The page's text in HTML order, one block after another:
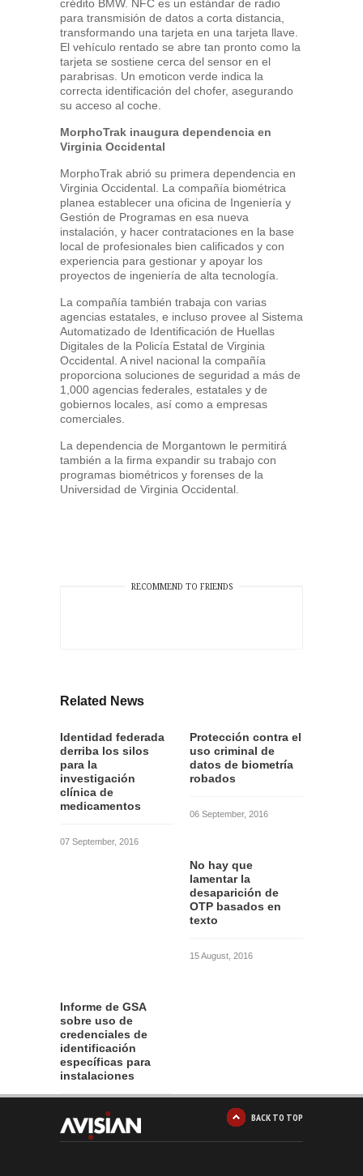
crédito BMW. NFC es un estándar de radio
para transmisión de datos a corta distancia,
transformando una tarjeta en una tarjeta llave.
El vehículo rentado se abre tan pronto como la
tarjeta se sostiene cerca del sensor en el
parabrisas. Un emoticon verde indica la
correcta identificación del chofer, asegurando
su acceso al coche.
MorphoTrak inaugura dependencia en
Virginia Occidental
MorphoTrak abrió su primera dependencia en
Virginia Occidental. La compañía biométrica
planea establecer una oficina de Ingeniería y
Gestión de Programas en esa nueva
instalación, y hacer contrataciones en la base
local de profesionales bien calificados y con
experiencia para gestionar y apoyar los
proyectos de ingeniería de alta tecnología.
La compañía también trabaja con varias
agencias estatales, e incluso provee al Sistema
Automatizado de Identificación de Huellas
Digitales de la Policía Estatal de Virginia
Occidental. A nivel nacional la compañía
proporciona soluciones de seguridad a más de
1,000 agencias federales, estatales y de
gobiernos locales, así como a empresas
comerciales.
La dependencia de Morgantown le permitirá
también a la firma expandir su trabajo con
programas biométricos y forenses de la
Universidad de Virginia Occidental.
RECOMMEND TO FRIENDS
Related News
Identidad federada
derriba los silos
para la
investigación
clínica de
medicamentos
07 September, 2016
Protección contra el
uso criminal de
datos de biometría
robados
06 September, 2016
No hay que
lamentar la
desaparición de
OTP basados en
texto
15 August, 2016
Informe de GSA
sobre uso de
credenciales de
identificación
específicas para
instalaciones
12 August, 2016 BACK TO TOP